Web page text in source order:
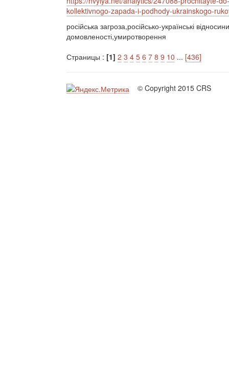
kollektivnogo-zapada-i-podhody-ukrainskogo-
російська загроза,російсько-українські
домовленості,умиротворення
Страницы : [1] 2 3 4 5 6 7 8 9 10 ... [436]
© Copyright 2015 CRS